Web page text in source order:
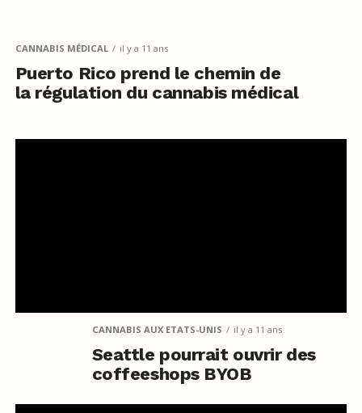
CANNABIS MÉDICAL il y a 11 ans
Puerto Rico prend le chemin de
la régulation du cannabis médical
CANNABIS AUX ETATS-UNIS il y a 11 ans
Seattle pourrait ouvrir des
coffeeshops BYOB